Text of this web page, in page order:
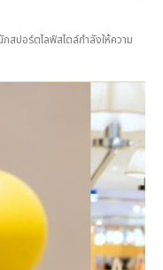
กสปอร์ตไลฟ์สไตล์กำลังให้ความ